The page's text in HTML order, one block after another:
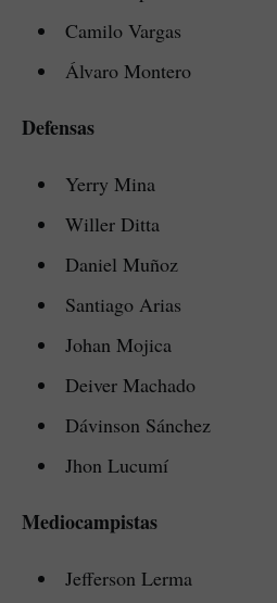
Camilo Vargas
Álvaro Montero
Defensas
Yerry Mina
Willer Ditta
Daniel Muñoz
Santiago Arias
Johan Mojica
Deiver Machado
Dávinson Sánchez
Jhon Lucumí
Mediocampistas
Jefferson Lerma